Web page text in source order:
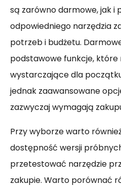
są zarówno darmowe, jak i
odpowiedniego narzędzia
potrzeb i budżetu.
podstawowe funkcje,
wystarczające dla
jednak zaawansowane
zazwyczaj wymagają
Przy wyborze warto
dostępność wersji
przetestować narzędzie
zakupie. Warto porównać